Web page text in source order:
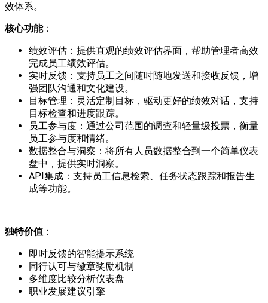
效体系。
核心功能：
绩效评估：提供直观的绩效评估界面，帮助管理者高效
完成员工绩效评估。
实时反馈：支持员工之间随时随地发送和接收反馈，增
强团队沟通和文化建设。
目标管理：灵活定制目标，驱动更好的绩效对话，支持
目标检查和进度跟踪。
员工参与度：通过公司范围的调查和轻量级投票，衡量
员工参与度和情绪。
数据整合与洞察：将所有人员数据整合到一个简单仪表
盘中，提供实时洞察。
API集成：支持员工信息检索、任务状态跟踪和报告生
成等功能。
独特价值 ：
即时反馈的智能提示系统
同行认可与徽章奖励机制
多维度比较分析仪表盘
职业发展建议引擎